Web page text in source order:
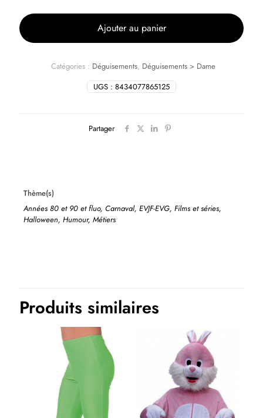
Ajouter au panier
UGS : 8434077865125
Catégories : Déguisements, Déguisements > Dame
Partager
Thème(s)
Années 80 et 90 et fluo, Carnaval, EVJF-EVG, Films et séries,
Halloween, Humour, Métiers
Produits similaires